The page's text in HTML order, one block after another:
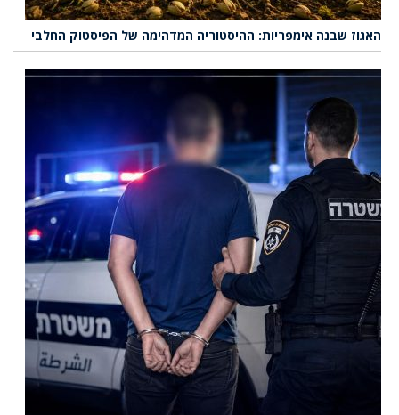
האגוז שבנה אימפריות: ההיסטוריה המדהימה של הפיסטוק החלבי